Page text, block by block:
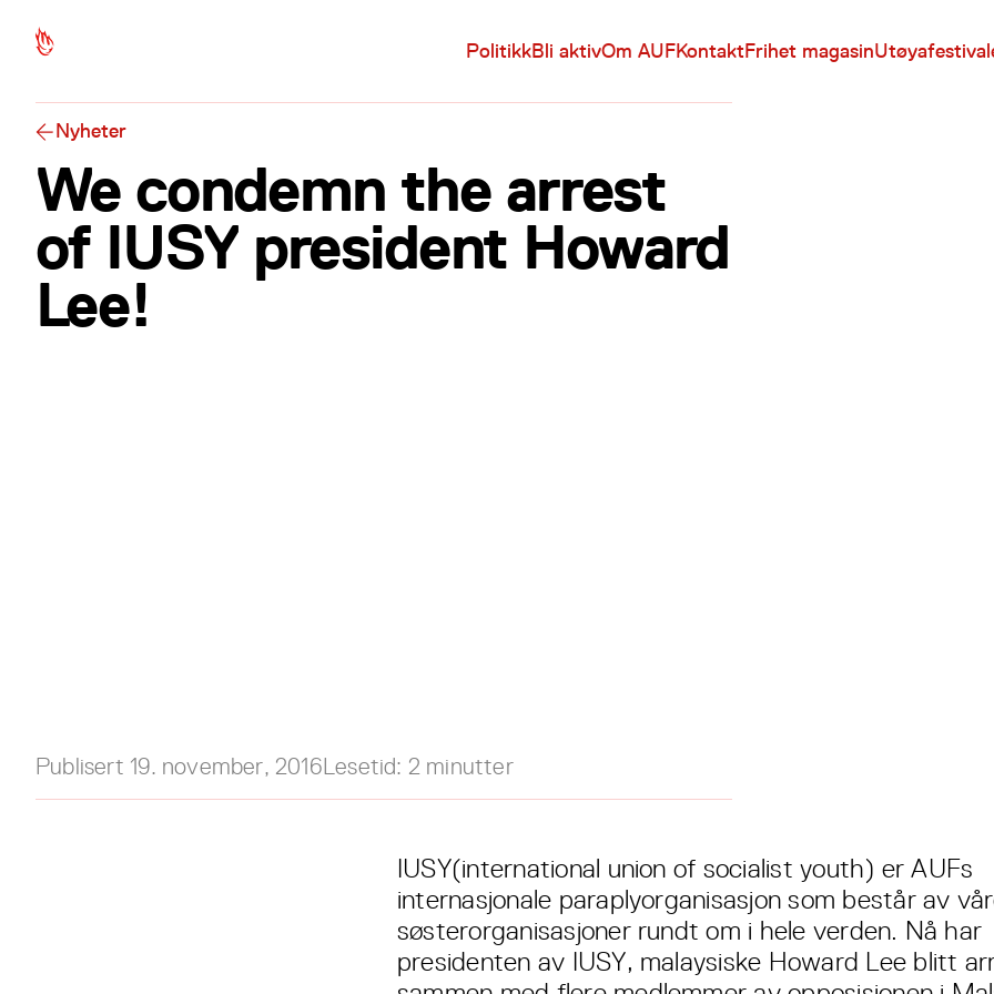
PolitikkBli aktivOm AUFKontaktFrihet magasin
Nyheter
We condemn the arrest
of IUSY president Howard
Lee!
Publisert 19. november, 2016Lesetid: 2 minutter
IUSY(international union of socialist youth) er AUFs
internasjonale paraplyorganisasjon som består av
søsterorganisasjoner rundt om i hele verden. Nå har
presidenten av IUSY, malaysiske Howard Lee blitt